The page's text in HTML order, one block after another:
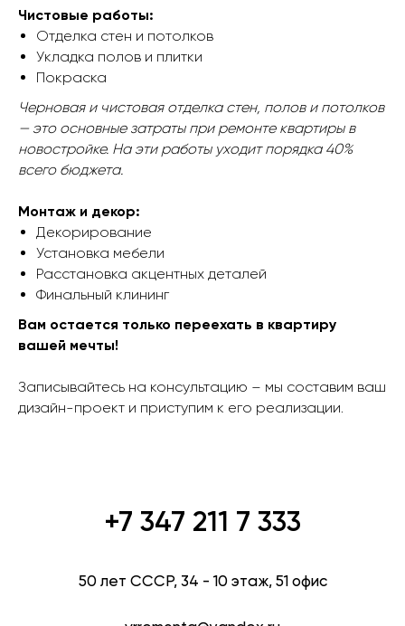
Чистовые работы:
Отделка стен и потолков
Укладка полов и плитки
Покраска
Черновая и чистовая отделка стен, полов и потолков
— это основные затраты при ремонте квартиры в
новостройке. На эти работы уходит порядка 40%
всего бюджета.
Монтаж и декор:
Декорирование
Установка мебели
Расстановка акцентных деталей
Финальный клининг
Вам остается только переехать в квартиру
вашей мечты!
Записывайтесь на консультацию – мы составим ваш
дизайн-проект и приступим к его реализации.
+7 347 211 7 333
50 лет СССР, 34​ - 10 этаж, 51 офис